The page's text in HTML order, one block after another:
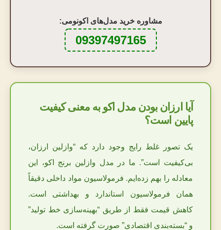
مشاوره خرید مدل‌های اکونومی:
09397497165
آیا ارزان بودن مدل اکو به معنی کیفیت
پایین است؟
یک تصور غلط رایج وجود دارد که “وازلین ارزان،
بی‌کیفیت است”. ما در مدل وازلین برنج اکو، این
معادله را بهم زده‌ایم. فرمولاسیون مواد داخلی دقیقاً
همان فرمولاسیون استاندارد و بهداشتی است.
کاهش قیمت فقط از طریق “بهینه‌سازی خط تولید”
و “بسته‌بندی اقتصادی” صورت گرفته است.